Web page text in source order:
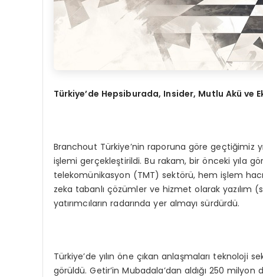
Türkiye’de Hepsiburada, Insider, Mutlu Akü ve
Branchout Türkiye’nin raporuna göre geçtiğimiz
işlemi gerçekleştirildi. Bu rakam, bir önceki yıla
telekomünikasyon (TMT) sektörü, hem işlem
zeka tabanlı çözümler ve hizmet olarak
yatırımcıların radarında yer almayı sürdürdü.
Türkiye’de yılın öne çıkan anlaşmaları teknoloji
görüldü. Getir’in Mubadala’dan aldığı 250 milyon